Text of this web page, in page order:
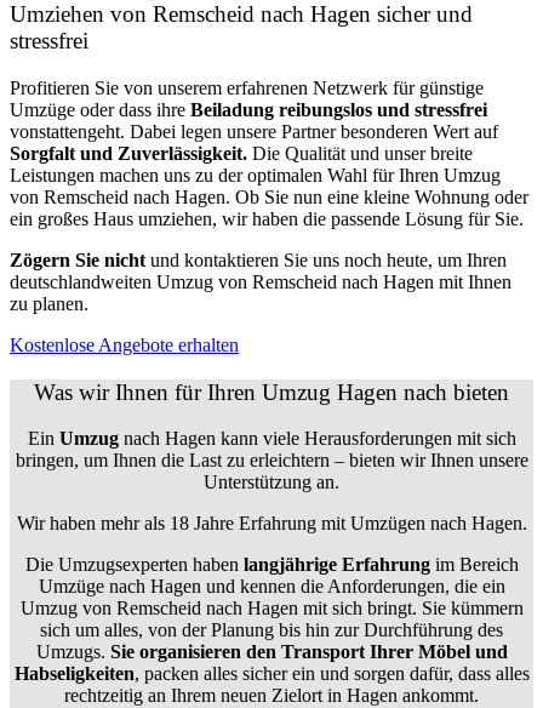
Umziehen von Remscheid nach Hagen sicher und
stressfrei
Profitieren Sie von unserem erfahrenen Netzwerk für günstige
Umzüge oder dass ihre Beiladung reibungslos und stressfrei
vonstattengeht. Dabei legen unsere Partner besonderen Wert auf
Sorgfalt und Zuverlässigkeit. Die Qualität und unser breite
Leistungen machen uns zu der optimalen Wahl für Ihren Umzug
von Remscheid nach Hagen. Ob Sie nun eine kleine Wohnung oder
ein großes Haus umziehen, wir haben die passende Lösung für Sie.
Zögern Sie nicht und kontaktieren Sie uns noch heute, um Ihren
deutschlandweiten Umzug von Remscheid nach Hagen mit Ihnen
zu planen.
Kostenlose Angebote erhalten
Was wir Ihnen für Ihren Umzug Hagen nach bieten
Ein Umzugnach Hagen kann viele Herausforderungen mit sich
bringen, um Ihnen die Last zu erleichtern – bieten wir Ihnen unsere
Unterstützung an.
Wir haben mehr als 18 Jahre Erfahrung mit Umzügen nach Hagen.
Die Umzugsexperten haben langjährige Erfahrungim Bereich
Umzüge nach Hagen und kennen die Anforderungen, die ein
Umzug von Remscheid nach Hagen mit sich bringt. Sie kümmern
sich um alles, von der Planung bis hin zur Durchführung des
Umzugs. Sie organisieren den Transport Ihrer Möbel und
Habseligkeiten, packen alles sicher ein und sorgen dafür, dass alles
rechtzeitig an Ihrem neuen Zielort in Hagen ankommt.